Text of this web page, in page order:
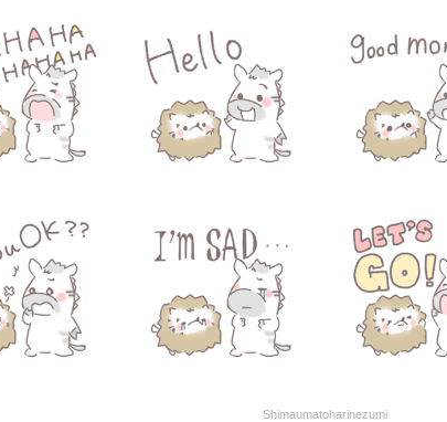
Shimaumatoharinezumi